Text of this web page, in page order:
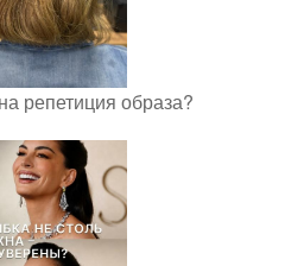
репетиция образа?